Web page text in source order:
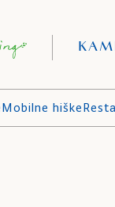
Mobilne hiške